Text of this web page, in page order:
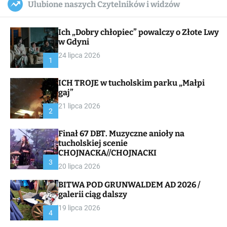
c
a
a
s
W
i
e
l
c
Ulubione naszych Czytelników i widzów
1
Ich „Dobry chłopiec” powalczy o Złote Lwy
w Gdyni
24 lipca 2026
2
ICH TROJE w tucholskim parku „Małpi
gaj”
21 lipca 2026
3
Finał 67 DBT. Muzyczne anioły na
tucholskiej scenie
CHOJNACKA//CHOJNACKI
20 lipca 2026
4
BITWA POD GRUNWALDEM AD 2026 /
galerii ciąg dalszy
19 lipca 2026